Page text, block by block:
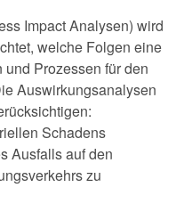
Impact Analysen) wird
welche Folgen eine
Prozessen für den
Auswirkungsanalysen
Schadens
Ausfalls auf den
zu